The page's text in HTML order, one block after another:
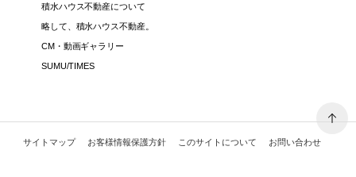
積水ハウス不動産について
略して、積水ハウス不動産。
CM・動画ギャラリー
SUMU/TIMES
サイトマップ お客様情報保護方針 このサイトについて お問い合わせ